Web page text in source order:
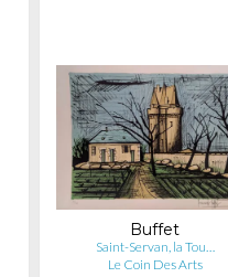
Buffet
Saint-Servan, la Tou…
Le Coin Des Arts